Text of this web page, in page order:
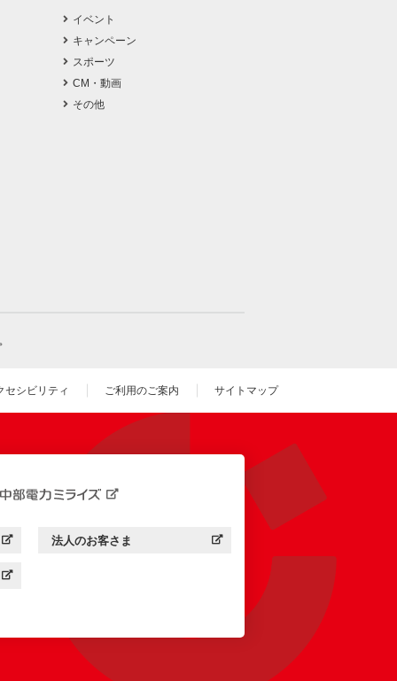
イベント
キャンペーン
スポーツ
CM・動画
その他
セシビリティ ご利用のご案内 サイトマップ
中部電力ミライズ：
法人のお客さま
（新しいウィンドウを開きます）